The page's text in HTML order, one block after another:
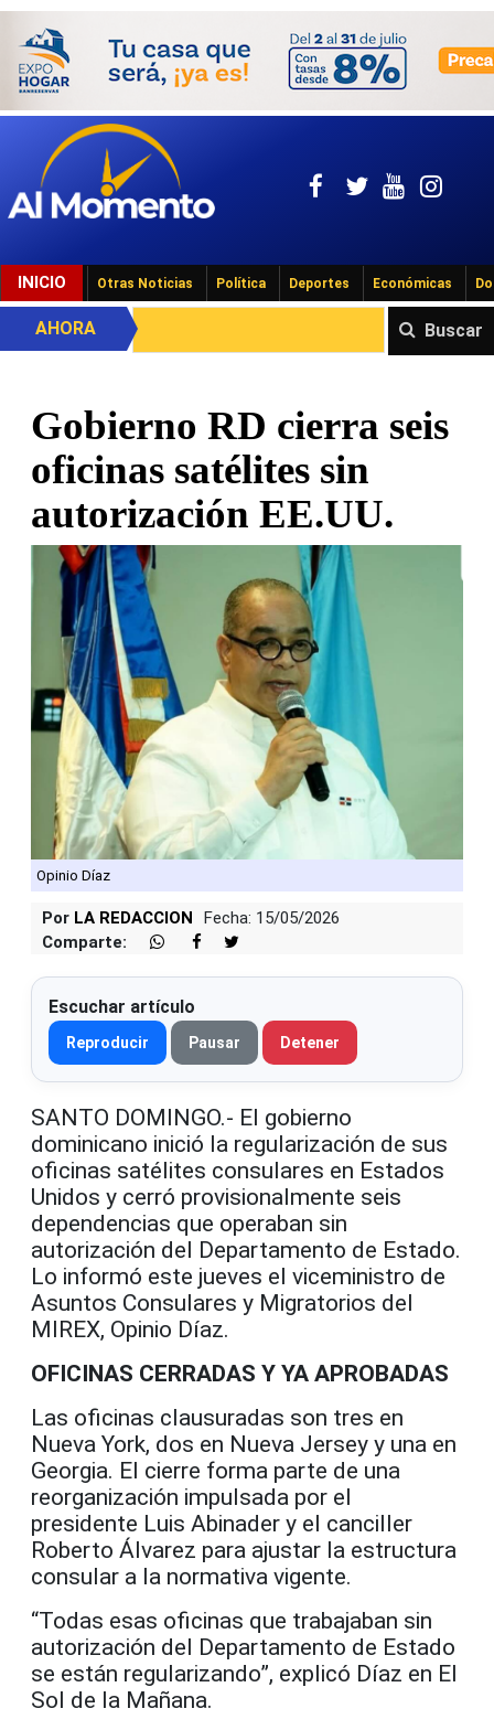
INICIO Otras Noticias Política Deportes Económicas
Buscar
AHORA
Gobierno RD cierra seis
oficinas satélites sin
autorización EE.UU.
Opinio Díaz
Por LA REDACCION
Fecha: 15/05/2026
Comparte:
Escuchar artículo
Reproducir Pausar Detener
SANTO DOMINGO.- El gobierno
dominicano inició la regularización de sus
oficinas satélites consulares en Estados
Unidos y cerró provisionalmente seis
dependencias que operaban sin
autorización del Departamento de Estado.
Lo informó este jueves el viceministro de
Asuntos Consulares y Migratorios del
MIREX, Opinio Díaz.
OFICINAS CERRADAS Y YA APROBADAS
Las oficinas clausuradas son tres en
Nueva York, dos en Nueva Jersey y una en
Georgia. El cierre forma parte de una
reorganización impulsada por el
presidente Luis Abinader y el canciller
Roberto Álvarez para ajustar la estructura
consular a la normativa vigente.
“Todas esas oficinas que trabajaban sin
autorización del Departamento de Estado
se están regularizando”, explicó Díaz en El
Sol de la Mañana.